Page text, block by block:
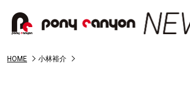
HOME 小林裕介